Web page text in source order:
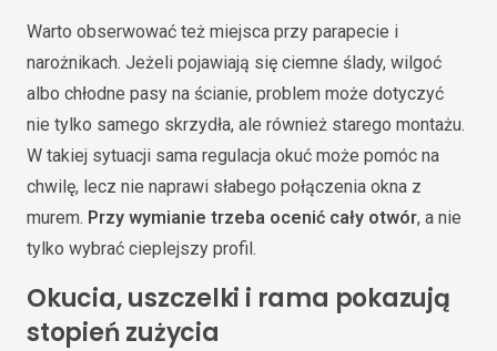
Warto obserwować też miejsca przy parapecie i
narożnikach. Jeżeli pojawiają się ciemne ślady, wilgoć
albo chłodne pasy na ścianie, problem może dotyczyć
nie tylko samego skrzydła, ale również starego montażu.
W takiej sytuacji sama regulacja okuć może pomóc na
chwilę, lecz nie naprawi słabego połączenia okna z
murem. Przy wymianie trzeba ocenić cały otwór, a nie
tylko wybrać cieplejszy profil.
Okucia, uszczelki i rama pokazują
stopień zużycia